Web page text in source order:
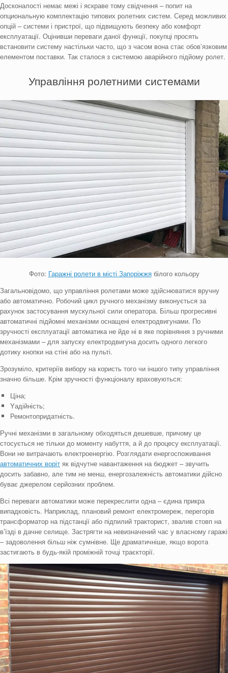
Досконалості немає межі і яскраве тому свідчення – попит на
опциональную комплектацію типових ролетних систем. Серед можливих
опцій – системи і пристрої, що підвищують безпеку або комфорт
експлуатації. Оцінивши переваги даної функції, покупці просять
встановити систему настільки часто, що з часом вона стає обов’язковим
елементом поставки. Так сталося з системою аварійного підйому ролет.
Управління ролетними системами
Фото: Гаражні ролети в місті Запоріжжябілого кольору
Загальновідомо, що управління ролетами може здійснюватися вручну
або автоматично. Робочий цикл ручного механізму виконується за
рахунок застосування мускульної сили оператора. Більш прогресивні
автоматичні підйомні механізми оснащені електродвигунами. По
зручності експлуатації автоматика не йде ні в яке порівняння з ручними
механізмами – для запуску електродвигуна досить одного легкого
дотику кнопки на стіні або на пульті.
Зрозуміло, критеріїв вибору на користь того чи іншого типу управління
значно більше. Крім зручності функціоналу враховуються:
Ціна;
Yадійність;
Ремонтопридатність.
Ручні механізми в загальному обходяться дешевше, причому це
стосується не тільки до моменту набуття, а й до процесу експлуатації.
Вони не витрачають електроенергію. Розглядати енергоспоживання
автоматичних воріт як відчутне навантаження на бюджет – звучить
досить забавно, але тим не менш, енергозалежність автоматики дійсно
буває джерелом серйозних проблем.
Всі переваги автоматики може перекреслити одна – єдина прикра
випадковість. Наприклад, плановий ремонт електромереж, перегорів
трансформатор на підстанції або підпилий тракторист, звалив стовп на
в’їзді в дачне селище. Застрягти на невизначений час у власному гаражі
– задоволення більш ніж сумнівне. Ще драматичніше, якщо ворота
застигають в будь-якій проміжній точці траєкторії.